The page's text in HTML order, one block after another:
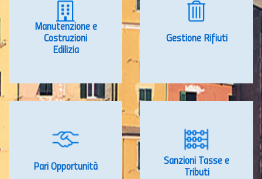
Manutenzione e
Costruzioni
Edilizia
Gestione Rifiuti
Pari Opportunità
Sanzioni Tasse e
Tributi